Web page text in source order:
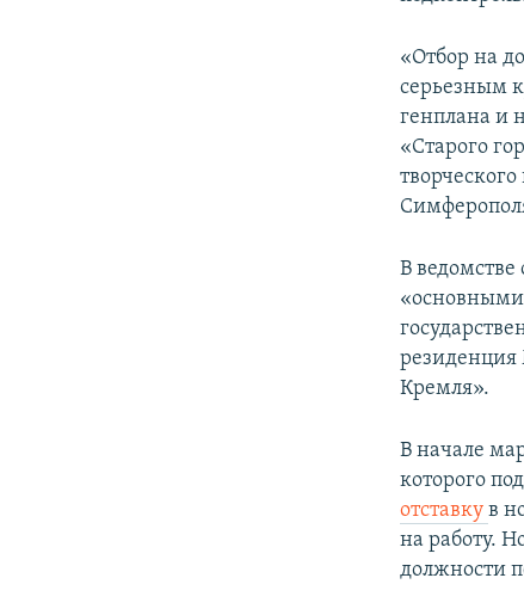
«Отбор на
серьезным
генплана и
«Старого
В
«основными
резиденция
Кремля».
В начале
которого
отставкув
на работу.
должности